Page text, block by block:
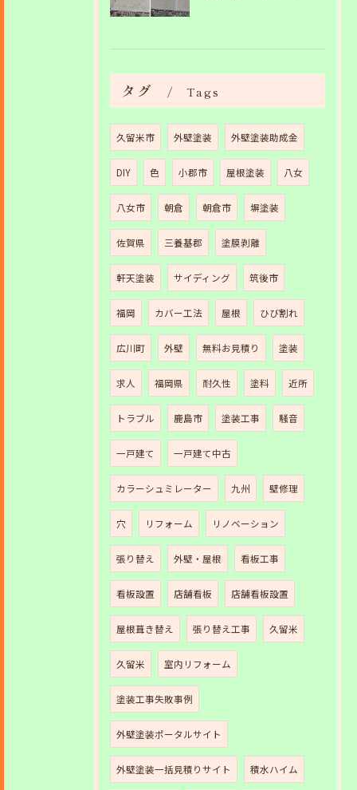
タグ Tags
久留米市 外壁塗装 外壁塗装助成金
DIY 色 小郡市 屋根塗装 八女
八女市 朝倉 朝倉市 塀塗装
佐賀県 三養基郡 塗膜剥離
軒天塗装 サイディング 筑後市
福岡 カバー工法 屋根 ひび割れ
広川町 外壁 無料お見積り 塗装
求人 福岡県 耐久性 塗料 近所
トラブル 鹿島市 塗装工事 騒音
一戸建て 一戸建て中古
カラーシュミレーター 九州 壁修理
穴 リフォーム リノベーション
張り替え 外壁・屋根 看板工事
看板設置 店舗看板 店舗看板設置
屋根葺き替え 張り替え工事 久留米
久留米 室内リフォーム
塗装工事失敗事例
外壁塗装ポータルサイト
外壁塗装一括見積りサイト 積水ハイム